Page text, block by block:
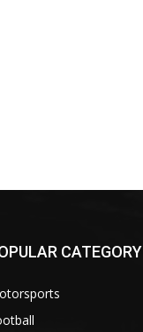
CATEGORY